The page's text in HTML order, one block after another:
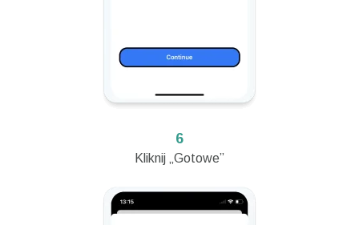
6
Kliknij „Gotowe”